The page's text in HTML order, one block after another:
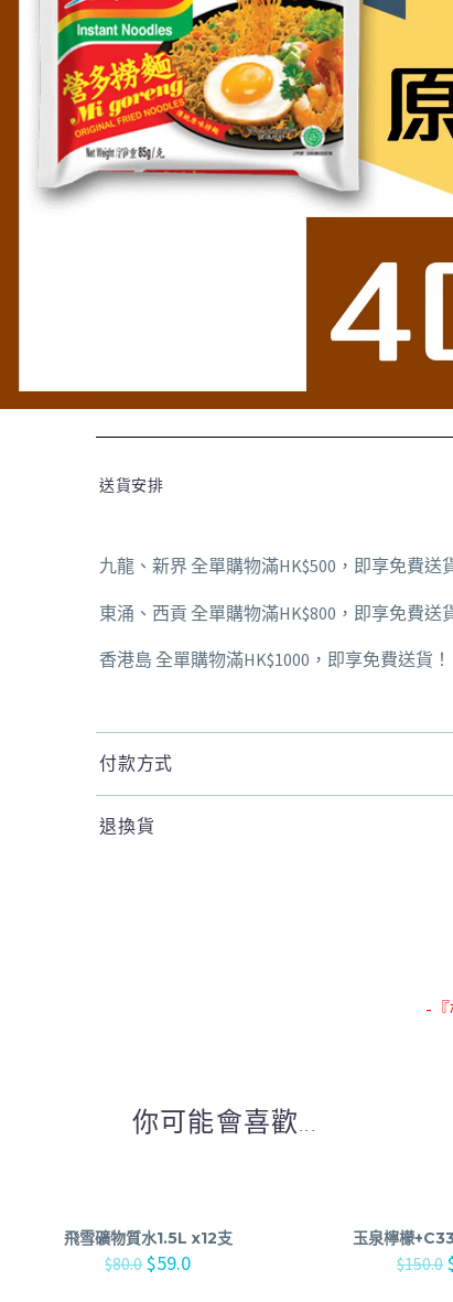
送貨安排
九龍、新界 全單購物滿HK$500，即享免費送
東涌、西貢 全單購物滿HK$800，即享免費送
香港島 全單購物滿HK$1000，即享免費送貨！
付款方式
退換貨
-『
你可能會喜歡...
飛雪礦物質水1.5L x12支
$80.0 $59.0
玉泉檸檬
$150.0